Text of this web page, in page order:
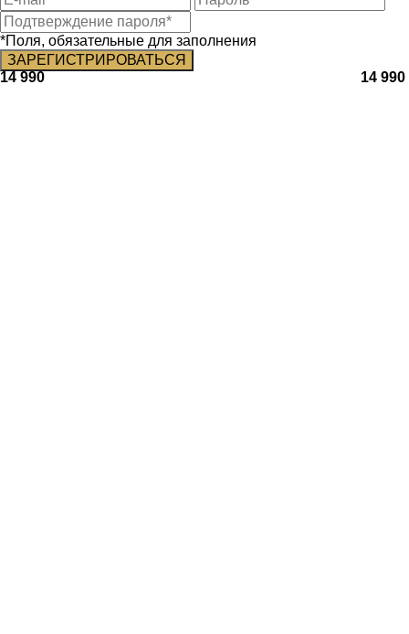
14 990 14 990
*Поля, обязательные для заполнения